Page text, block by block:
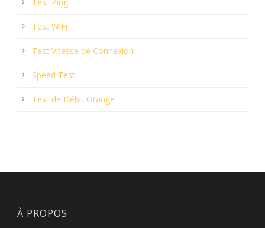
Test WiFi
Test Vitesse de Connexion
Speed Test
Test de Débit Orange
À PROPOS